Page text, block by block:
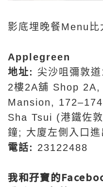
影底埋晚餐Menu比
Applegreen
地址: 尖沙咀彌敦
2樓2A舖 Shop
Mansion,
Sha Tsui (港鐵佐
鐘; 大廈左側入口進
電話: 23122488
我和孖寶的